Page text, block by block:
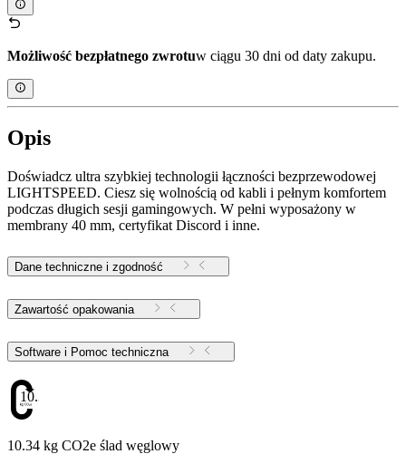
Możliwość bezpłatnego zwrotuw ciągu 30 dni od daty zakupu.
Opis
Doświadcz ultra szybkiej technologii łączności bezprzewodowej
LIGHTSPEED. Ciesz się wolnością od kabli i pełnym komfortem
podczas długich sesji gamingowych. W pełni wyposażony w
membrany 40 mm, certyfikat Discord i inne.
Dane techniczne i zgodność
Zawartość opakowania
Software i Pomoc techniczna
10.34
10.34 kg CO2e ślad węglowy